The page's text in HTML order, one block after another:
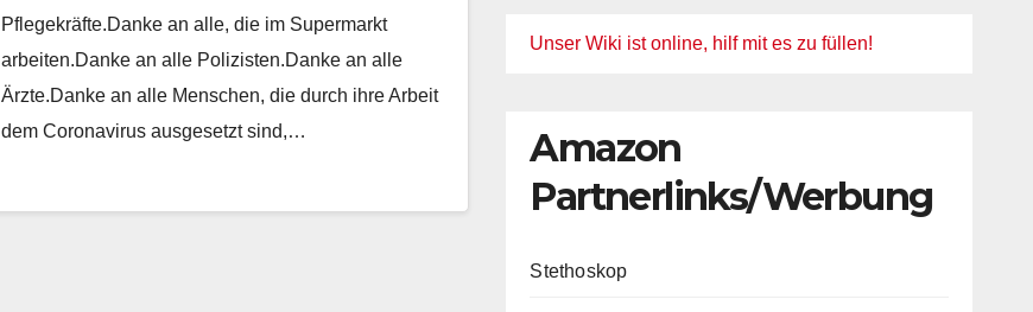
Pflegekräfte.Danke an alle, die im Supermarkt
arbeiten.Danke an alle Polizisten.Danke an alle
Ärzte.Danke an alle Menschen, die durch ihre Arbeit
dem Coronavirus ausgesetzt sind,…
Unser Wiki ist online, hilf mit es zu füllen!
Amazon
Partnerlinks/Werbung
Stethoskop